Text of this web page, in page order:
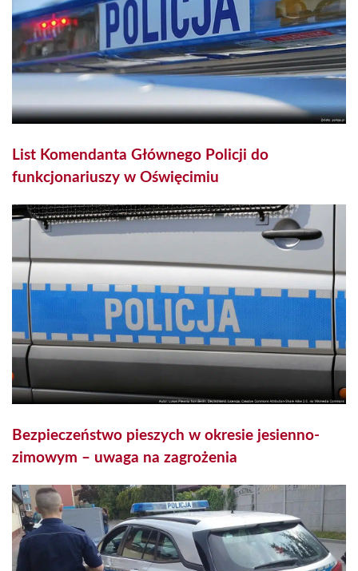
List Komendanta Głównego Policji do
funkcjonariuszy w Oświęcimiu
Bezpieczeństwo pieszych w okresie jesienno-
zimowym – uwaga na zagrożenia